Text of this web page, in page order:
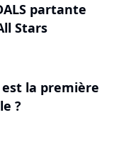
partante
Stars
la première
?